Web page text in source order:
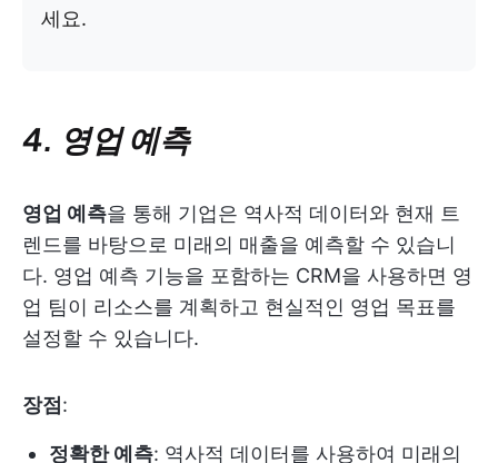
세요.
4. 영업 예측
영업 예측을 통해 기업은 역사적 데이터와 현재 트
렌드를 바탕으로 미래의 매출을 예측할 수 있습니
다. 영업 예측 기능을 포함하는 CRM을 사용하면 영
업 팀이 리소스를 계획하고 현실적인 영업 목표를
설정할 수 있습니다.
장점 :
정확한 예측: 역사적 데이터를 사용하여 미래의